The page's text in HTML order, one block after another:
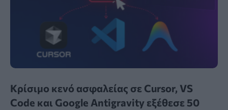
Κρίσιμο κενό ασφαλείας σε Cursor, VS
Code και Google Antigravity εξέθεσε 50